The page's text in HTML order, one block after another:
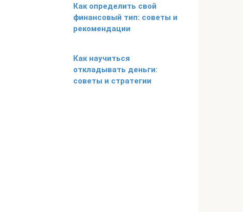
Как определить свой
финансовый тип: советы и
рекомендации
Как научиться
откладывать деньги:
советы и стратегии